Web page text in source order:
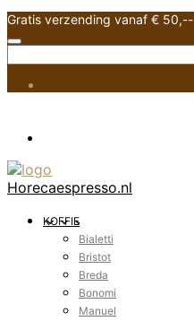
Gratis verzending vanaf € 50,--
Horecaespresso.nl
KOFFIE
Bialetti
Bristot
Breda
Bonomi
Manuel